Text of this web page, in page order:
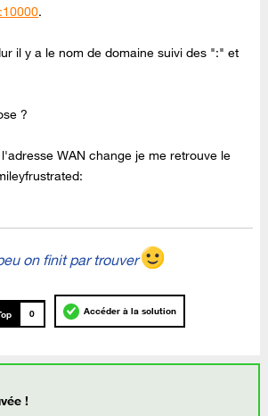
.
il y a le nom de domaine suivi des ":" et
?
WAN change je me retrouve le
on finit par trouver
0 Accéder à la solution